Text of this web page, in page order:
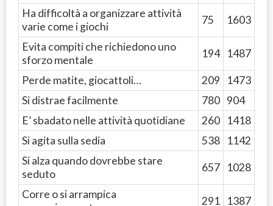
Ha difficoltà a organizzare attività
varie come i giochi
75 1603
Evita compiti che richiedono uno
sforzo mentale
194 1487
Perde matite, giocattoli… 209
1473
Si distrae facilmente
780 904
E’ sbadato nelle attività quotidiane
260
1418
Si agita sulla sedia
538
1142
Si alza quando dovrebbe stare
seduto
657 1028
Corre o si arrampica
291 1387